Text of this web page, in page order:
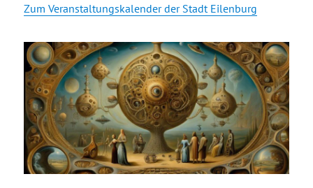
Zum Veranstaltungskalender der Stadt Eilenburg